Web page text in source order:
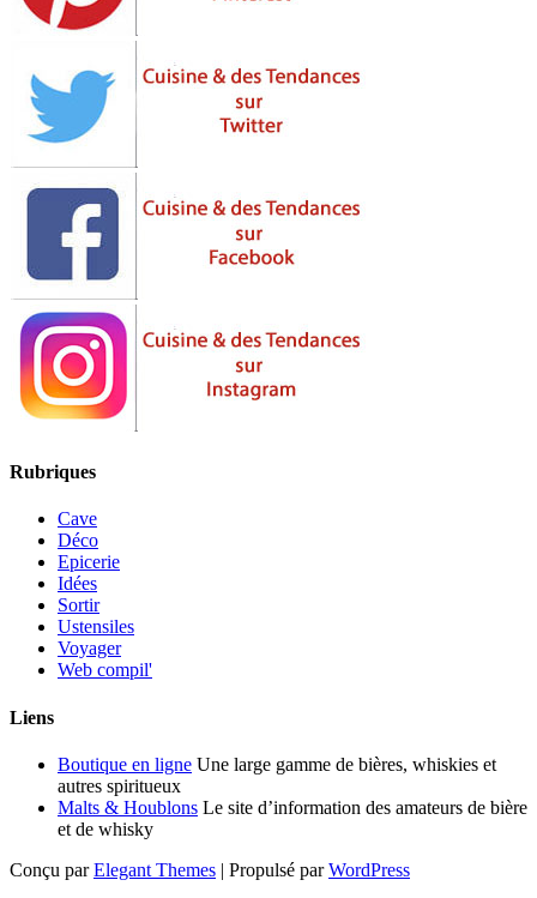
Rubriques
Cave
Déco
Epicerie
Idées
Sortir
Ustensiles
Voyager
Web compil'
Liens
Boutique en ligne Une large gamme de bières, whiskies et
autres spiritueux
Malts & Houblons Le site d’information des amateurs de bière
et de whisky
Conçu parElegant Themes | Propulsé parWordPress